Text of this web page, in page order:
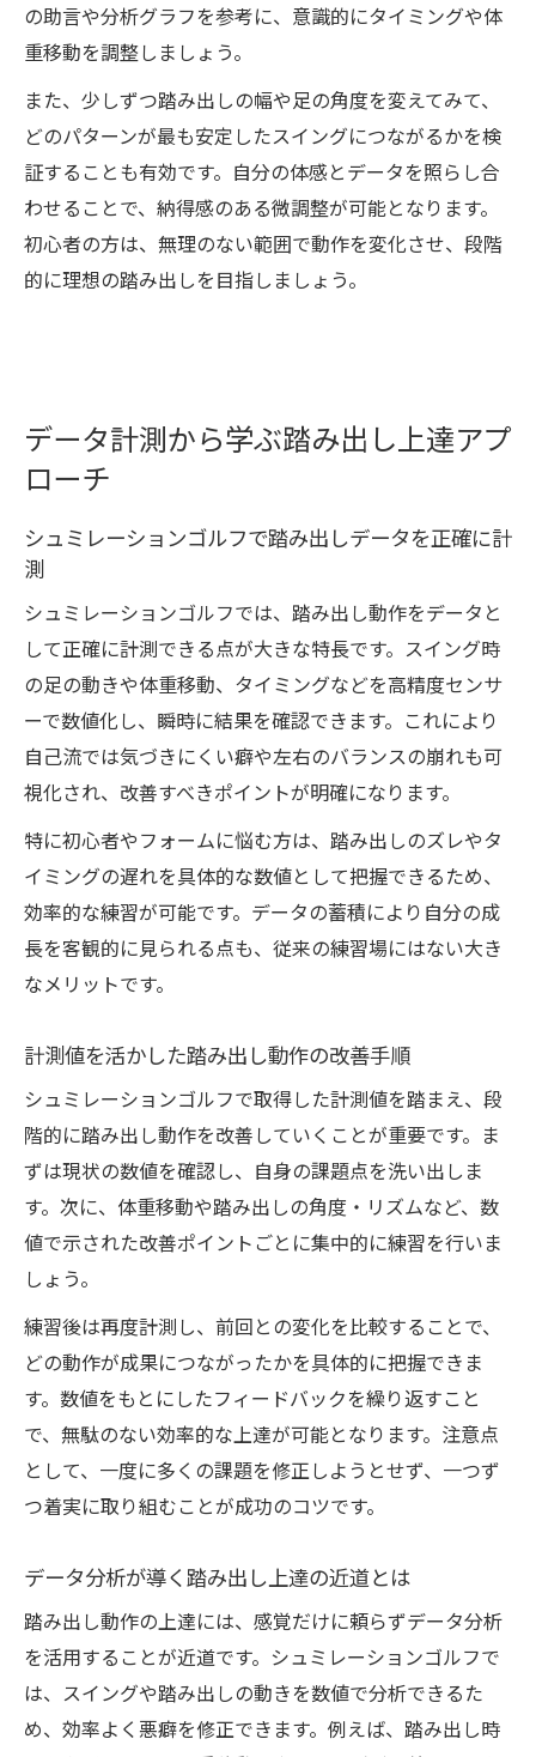
の助言や分析グラフを参考に、意識的にタイミングや体
重移動を調整しましょう。
また、少しずつ踏み出しの幅や足の角度を変えてみて、
どのパターンが最も安定したスイングにつながるかを検
証することも有効です。自分の体感とデータを照らし合
わせることで、納得感のある微調整が可能となります。
初心者の方は、無理のない範囲で動作を変化させ、段階
的に理想の踏み出しを目指しましょう。
データ計測から学ぶ踏み出し上達アプ
ローチ
シュミレーションゴルフで踏み出しデータを正確に計
測
シュミレーションゴルフでは、踏み出し動作をデータと
して正確に計測できる点が大きな特長です。スイング時
の足の動きや体重移動、タイミングなどを高精度センサ
ーで数値化し、瞬時に結果を確認できます。これにより
自己流では気づきにくい癖や左右のバランスの崩れも可
視化され、改善すべきポイントが明確になります。
特に初心者やフォームに悩む方は、踏み出しのズレやタ
イミングの遅れを具体的な数値として把握できるため、
効率的な練習が可能です。データの蓄積により自分の成
長を客観的に見られる点も、従来の練習場にはない大き
なメリットです。
計測値を活かした踏み出し動作の改善手順
シュミレーションゴルフで取得した計測値を踏まえ、段
階的に踏み出し動作を改善していくことが重要です。ま
ずは現状の数値を確認し、自身の課題点を洗い出しま
す。次に、体重移動や踏み出しの角度・リズムなど、数
値で示された改善ポイントごとに集中的に練習を行いま
しょう。
練習後は再度計測し、前回との変化を比較することで、
どの動作が成果につながったかを具体的に把握できま
す。数値をもとにしたフィードバックを繰り返すこと
で、無駄のない効率的な上達が可能となります。注意点
として、一度に多くの課題を修正しようとせず、一つず
つ着実に取り組むことが成功のコツです。
データ分析が導く踏み出し上達の近道とは
踏み出し動作の上達には、感覚だけに頼らずデータ分析
を活用することが近道です。シュミレーションゴルフで
は、スイングや踏み出しの動きを数値で分析できるた
め、効率よく悪癖を修正できます。例えば、踏み出し時